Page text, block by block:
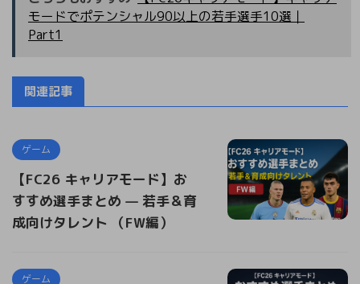
モードでポテンシャル90以上の若手選手10選｜
Part1
関連記事
ゲーム
【FC26 キャリアモード】お
すすめ選手まとめ — 若手＆育
成向けタレント （FW編）
ゲーム